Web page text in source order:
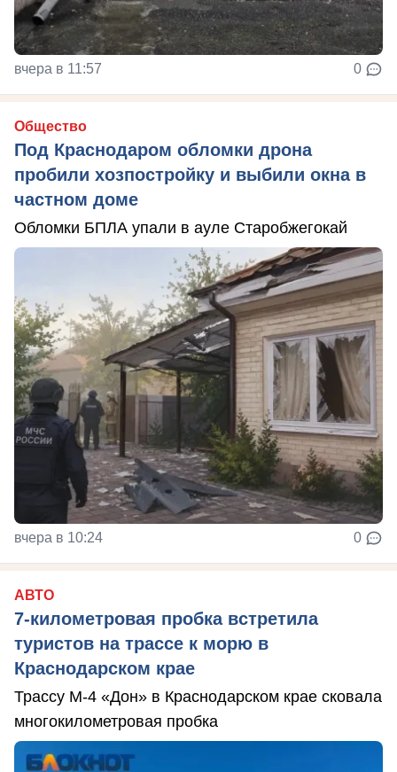
вчера в 11:57 0
Общество
Под Краснодаром обломки дрона
пробили хозпостройку и выбили окна в
частном доме
Обломки БПЛА упали в ауле Старобжегокай
вчера в 10:24 0
АВТО
7-километровая пробка встретила
туристов на трассе к морю в
Краснодарском крае
Трассу М-4 «Дон» в Краснодарском крае сковала
многокилометровая пробка